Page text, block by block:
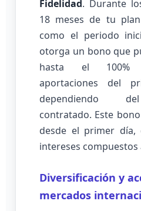
Fidelidad. Durante
18 meses de tu
como el periodo
otorga un bono que
hasta el
aportaciones del
dependiendo
contratado. Este
desde el primer día,
intereses compuestos
Diversificación y
mercados